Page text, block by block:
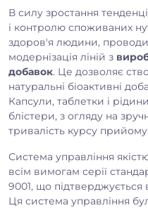
В силу зростання
і контролю споживаних
здоров'я людини,
модернізація ліній з
добавок. Це дозволяє
натуральні біоактивні
Капсули, таблетки і
блістери, з огляду на
тривалість курсу прийому.
Система управління
всім вимогам серії
9001, що підтверджується
Ця система управління